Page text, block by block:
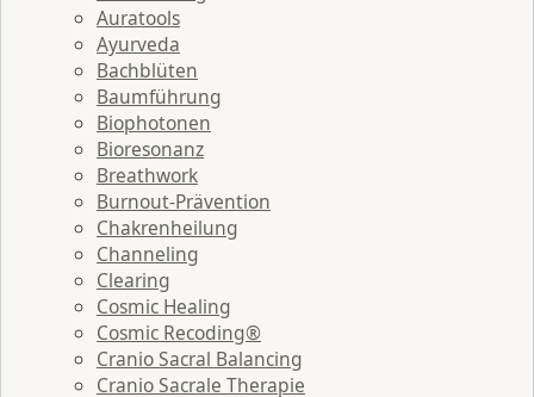
Auratools
Ayurveda
Bachblüten
Baumführung
Biophotonen
Bioresonanz
Breathwork
Burnout-Prävention
Chakrenheilung
Channeling
Clearing
Cosmic Healing
Cosmic Recoding®
Cranio Sacral Balancing
Cranio Sacrale Therapie